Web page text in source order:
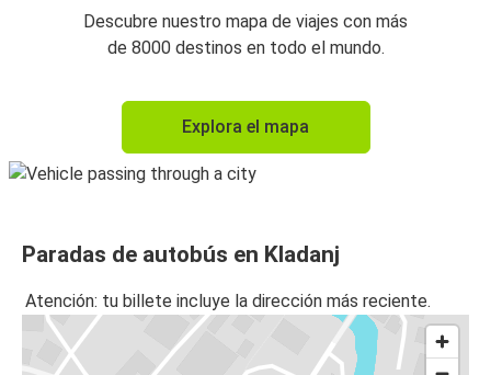
Descubre nuestro mapa de viajes con más
de 8000 destinos en todo el mundo.
Explora el mapa
Paradas de autobús en Kladanj
Atención: tu billete incluye la dirección más reciente.